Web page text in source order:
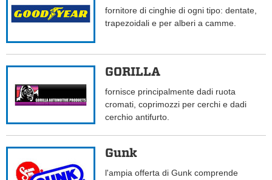
fornitore di cinghie di ogni tipo: dentate,
trapezoidali e per alberi a camme.
GORILLA
fornisce principalmente dadi ruota
cromati, coprimozzi per cerchi e dadi
cerchio antifurto.
Gunk
l'ampia offerta di Gunk comprende